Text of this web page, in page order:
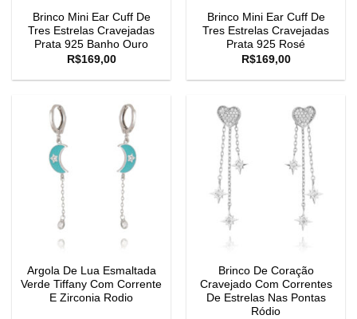
Brinco Mini Ear Cuff De
Tres Estrelas Cravejadas
Prata 925 Banho Ouro
R$169,00
Brinco Mini Ear Cuff De
Tres Estrelas Cravejadas
Prata 925 Rosé
R$169,00
Argola De Lua Esmaltada
Verde Tiffany Com Corrente
E Zirconia Rodio
Brinco De Coração
Cravejado Com Correntes
De Estrelas Nas Pontas
Ródio